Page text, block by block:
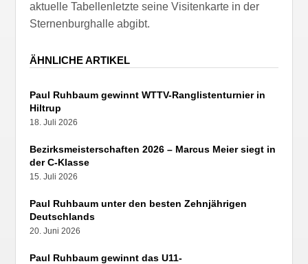
aktuelle Tabellenletzte seine Visitenkarte in der
Sternenburghalle abgibt.
ÄHNLICHE ARTIKEL
Paul Ruhbaum gewinnt WTTV-Ranglistenturnier in
Hiltrup
18. Juli 2026
Bezirksmeisterschaften 2026 – Marcus Meier siegt in
der C-Klasse
15. Juli 2026
Paul Ruhbaum unter den besten Zehnjährigen
Deutschlands
20. Juni 2026
Paul Ruhbaum gewinnt das U11-